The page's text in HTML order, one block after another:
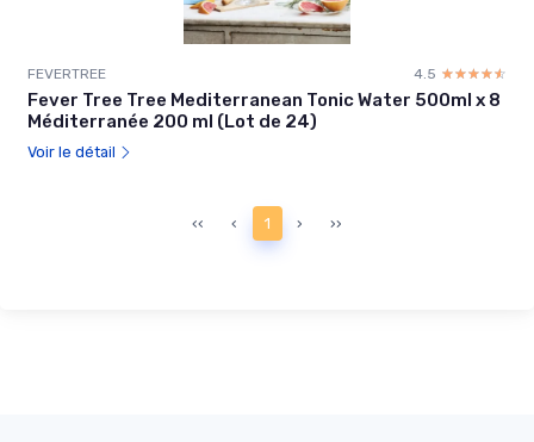
FEVERTREE 4.5 ☆☆☆☆☆
★★★★★
Fever Tree Tree Mediterranean Tonic Water 500ml x 8
Méditerranée 200 ml (Lot de 24)
Voir le détail
‹‹ ‹ 1 › ››